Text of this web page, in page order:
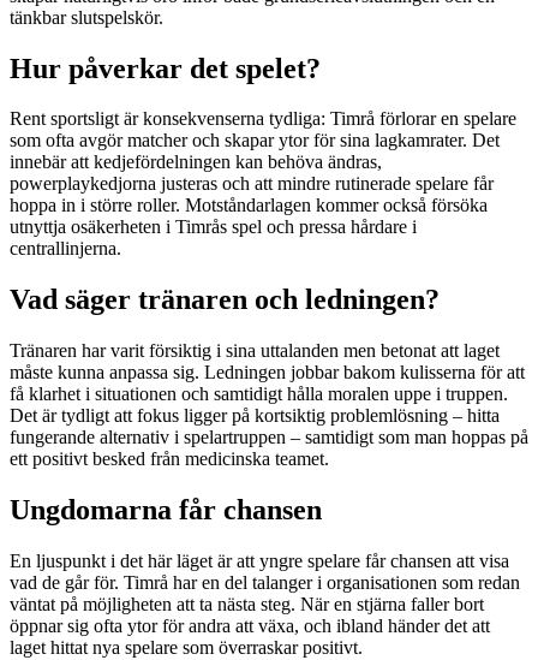
tänkbar slutspelskör.
Hur påverkar det spelet?
Rent sportsligt är konsekvenserna tydliga: Timrå förlorar en spelare
som ofta avgör matcher och skapar ytor för sina lagkamrater. Det
innebär att kedjefördelningen kan behöva ändras,
powerplaykedjorna justeras och att mindre rutinerade spelare får
hoppa in i större roller. Motståndarlagen kommer också försöka
utnyttja osäkerheten i Timrås spel och pressa hårdare i
centrallinjerna.
Vad säger tränaren och ledningen?
Tränaren har varit försiktig i sina uttalanden men betonat att laget
måste kunna anpassa sig. Ledningen jobbar bakom kulisserna för att
få klarhet i situationen och samtidigt hålla moralen uppe i truppen.
Det är tydligt att fokus ligger på kortsiktig problemlösning – hitta
fungerande alternativ i spelartruppen – samtidigt som man hoppas på
ett positivt besked från medicinska teamet.
Ungdomarna får chansen
En ljuspunkt i det här läget är att yngre spelare får chansen att visa
vad de går för. Timrå har en del talanger i organisationen som redan
väntat på möjligheten att ta nästa steg. När en stjärna faller bort
öppnar sig ofta ytor för andra att växa, och ibland händer det att
laget hittat nya spelare som överraskar positivt.